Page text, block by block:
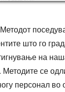
што го
на
се
персонал во